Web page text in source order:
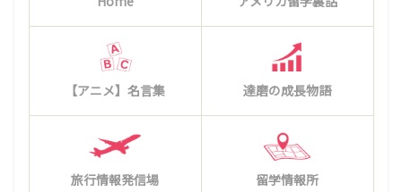
【アニメ】名言集 達磨の成長物語
旅行情報発信場 留学情報所